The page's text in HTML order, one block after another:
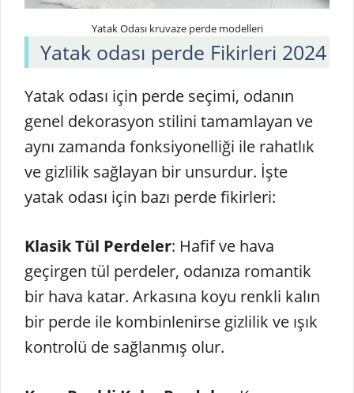
Yatak Odası kruvaze perde modelleri
Yatak odası perde Fikirleri 2024
Yatak odası için perde seçimi, odanın
genel dekorasyon stilini tamamlayan ve
aynı zamanda fonksiyonelliği ile rahatlık
ve gizlilik sağlayan bir unsurdur. İşte
yatak odası için bazı perde fikirleri:
Klasik Tül Perdeler: Hafif ve hava
geçirgen tül perdeler, odanıza romantik
bir hava katar. Arkasına koyu renkli kalın
bir perde ile kombinlenirse gizlilik ve ışık
kontrolü de sağlanmış olur.